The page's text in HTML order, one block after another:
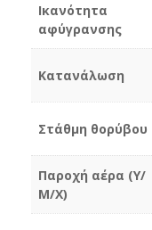
Ικανότητα
αφύγρανσης
Κατανάλωση
Στάθμη θορύβου
Παροχή αέρα (Υ/
Μ/Χ)